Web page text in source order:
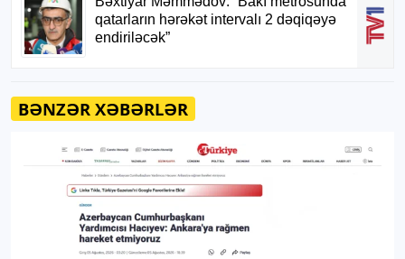
BƏNZƏR XƏBƏRLƏR